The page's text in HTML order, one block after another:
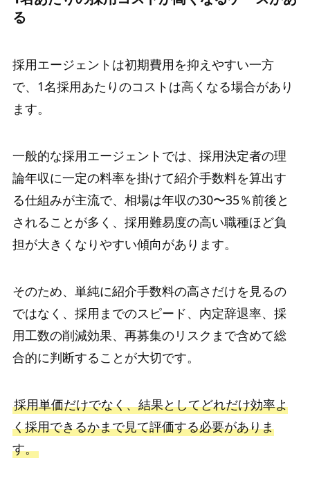
る
採用エージェントは初期費用を抑えやすい一方
で、1名採用あたりのコストは高くなる場合があり
ます。
一般的な採用エージェントでは、採用決定者の理
論年収に一定の料率を掛けて紹介手数料を算出す
る仕組みが主流で、相場は年収の30〜35％前後と
されることが多く、採用難易度の高い職種ほど負
担が大きくなりやすい傾向があります。
そのため、単純に紹介手数料の高さだけを見るの
ではなく、採用までのスピード、内定辞退率、採
用工数の削減効果、再募集のリスクまで含めて総
合的に判断することが大切です。
採用単価だけでなく、結果としてどれだけ効率よ
く採用できるかまで見て評価する必要がありま
す。